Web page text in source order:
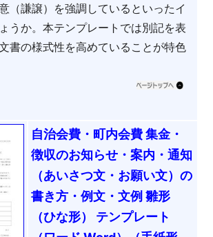
（謙譲）を強調しているといったイ
うか。本テンプレートでは別記を表
書の様式性を高めていることが特色
自治会費・町内会費 集金・
徴収のお知らせ・案内・通知
（あいさつ文・お願い文）の
書き方・例文・文例 雛形
（ひな形） テンプレート